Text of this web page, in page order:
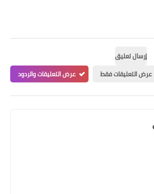
إرسال تعليق
عرض التعليقات فقط
عرض التعليقات والردود